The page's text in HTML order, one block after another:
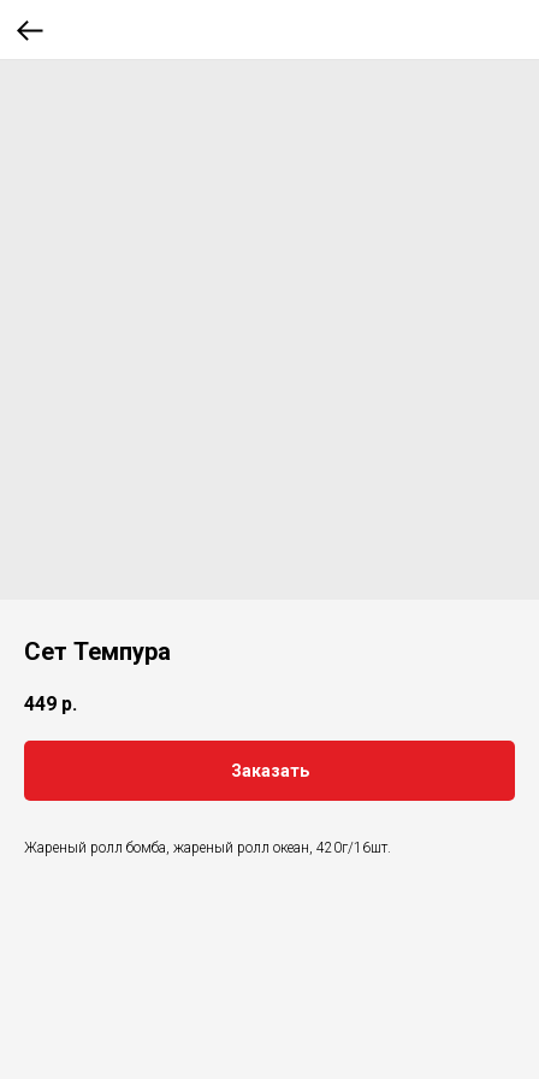
Сет Темпура
449 р.
Заказать
Жареный ролл бомба, жареный ролл океан, 420г/16шт.